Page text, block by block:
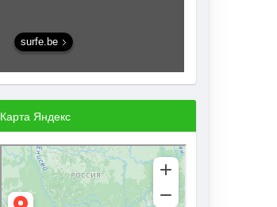
surfe.be
Карта Яндекс